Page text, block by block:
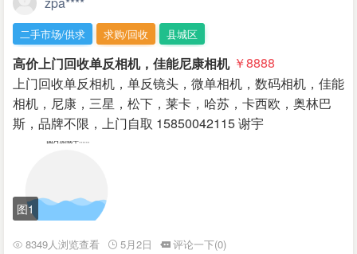
二手市场/供求 求购/回收 县城区
高价上门回收单反相机，佳能尼康相机 ￥8888
上门回收单反相机，单反镜头，微单相机，数码相机，佳能
相机，尼康，三星，松下，莱卡，哈苏，卡西欧，奥林巴
斯，品牌不限，上门自取 15850042115 谢宇
图1
8349人浏览查看 5月2日
评论一下(0)